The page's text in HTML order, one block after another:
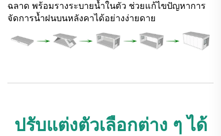
ฉลาด พร้อมรางระบายน้ำในตัว ช่วยแก้ไขปัญหาการ
จัดการน้ำฝนบนหลังคาได้อย่างง่ายดาย
ปรับแต่งตัวเลือกต่าง ๆ ได้